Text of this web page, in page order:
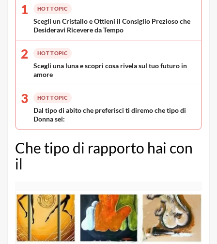
1 HOT TOPIC
Scegli un Cristallo e Ottieni il Consiglio Prezioso che
Desideravi Ricevere da Tempo
2 HOT TOPIC
Scegli una luna e scopri cosa rivela sul tuo futuro in
amore
3 HOT TOPIC
Dal tipo di abito che preferisci ti diremo che tipo di
Donna sei:
Che tipo di rapporto hai con
il